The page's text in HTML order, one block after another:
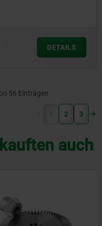
DETAILS
56 Einträgen
1 (current)
2 3
auch